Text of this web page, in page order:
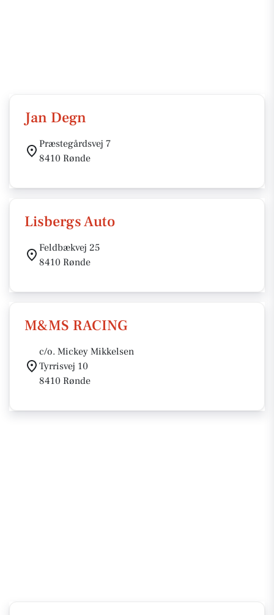
Jan Degn
Præstegårdsvej 7
8410 Rønde
Lisbergs Auto
Feldbækvej 25
8410 Rønde
M&MS RACING
c/o. Mickey Mikkelsen
Tyrrisvej 10
8410 Rønde